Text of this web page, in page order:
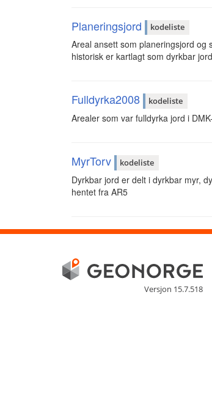
Planeringsjord kodeliste
Areal ansett som planeringsjord og
historisk er kartlagt som dyrkbar
Fulldyrka2008 kodeliste
Arealer som var fulldyrka jord i
MyrTorv kodeliste
Dyrkbar jord er delt i dyrkbar myr,
hentet fra AR5